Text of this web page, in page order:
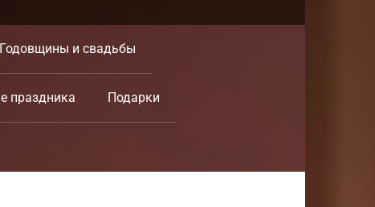
Годовщины и свадьбы
праздника Подарки